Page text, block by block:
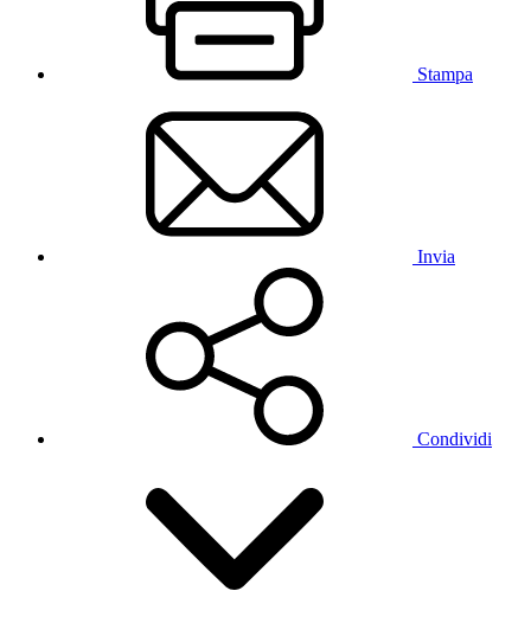
Stampa
Invia
Condividi